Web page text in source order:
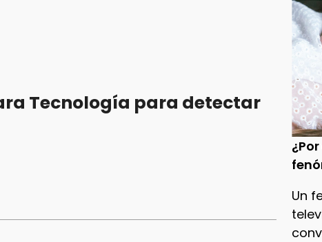
Un
Tecnología para detectar